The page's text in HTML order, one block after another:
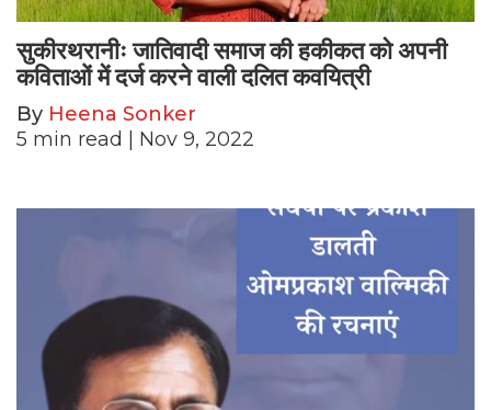
सुकीरथरानीः जातिवादी समाज की हकीकत को अपनी
कविताओं में दर्ज करने वाली दलित कवयित्री
By Heena Sonker
5 min read | Nov 9, 2022